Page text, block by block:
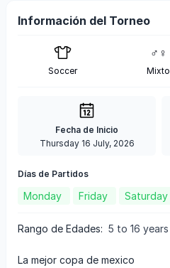
Información del Torneo
Soccer
♂♀
Mixto
Fecha de Inicio
Thursday 16 July, 2026
Días de Partidos
Monday Friday Saturday
Rango de Edades: 5 to 16 years
la mejor copa de mexico